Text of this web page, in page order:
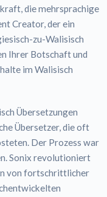
die mehrsprachige
Creator, der ein
zu-Walisisch
Ihrer Botschaft und
im Walisisch
Übersetzungen
Übersetzer, die oft
Der Prozess war
Sonix revolutioniert
von fortschrittlicher